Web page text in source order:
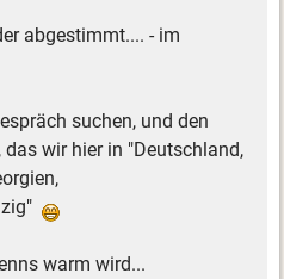
abgestimmt.... - im
suchen, und den
wir hier in "Deutschland,
warm wird...